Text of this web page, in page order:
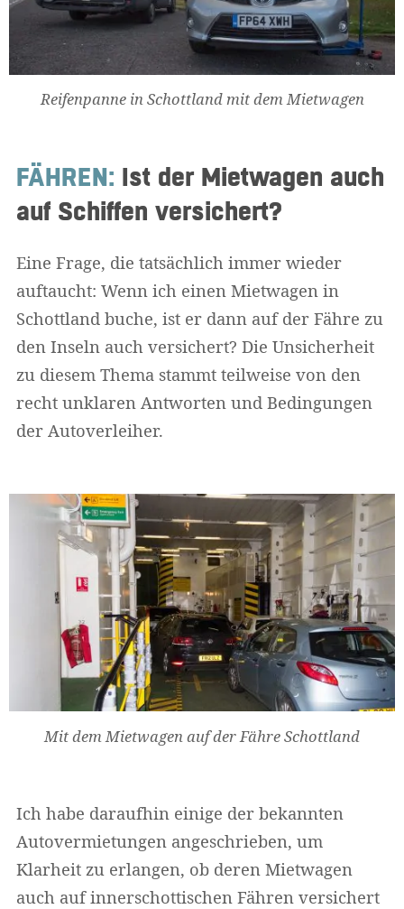
Reifenpanne in Schottland mit dem Mietwagen
FÄHREN: Ist der Mietwagen auch
auf Schiffen versichert?
Eine Frage, die tatsächlich immer wieder
auftaucht: Wenn ich einen Mietwagen in
Schottland buche, ist er dann auf der Fähre zu
den Inseln auch versichert? Die Unsicherheit
zu diesem Thema stammt teilweise von den
recht unklaren Antworten und Bedingungen
der Autoverleiher.
Mit dem Mietwagen auf der Fähre Schottland
Ich habe daraufhin einige der bekannten
Autovermietungen angeschrieben, um
Klarheit zu erlangen, ob deren Mietwagen
auch auf innerschottischen Fähren versichert